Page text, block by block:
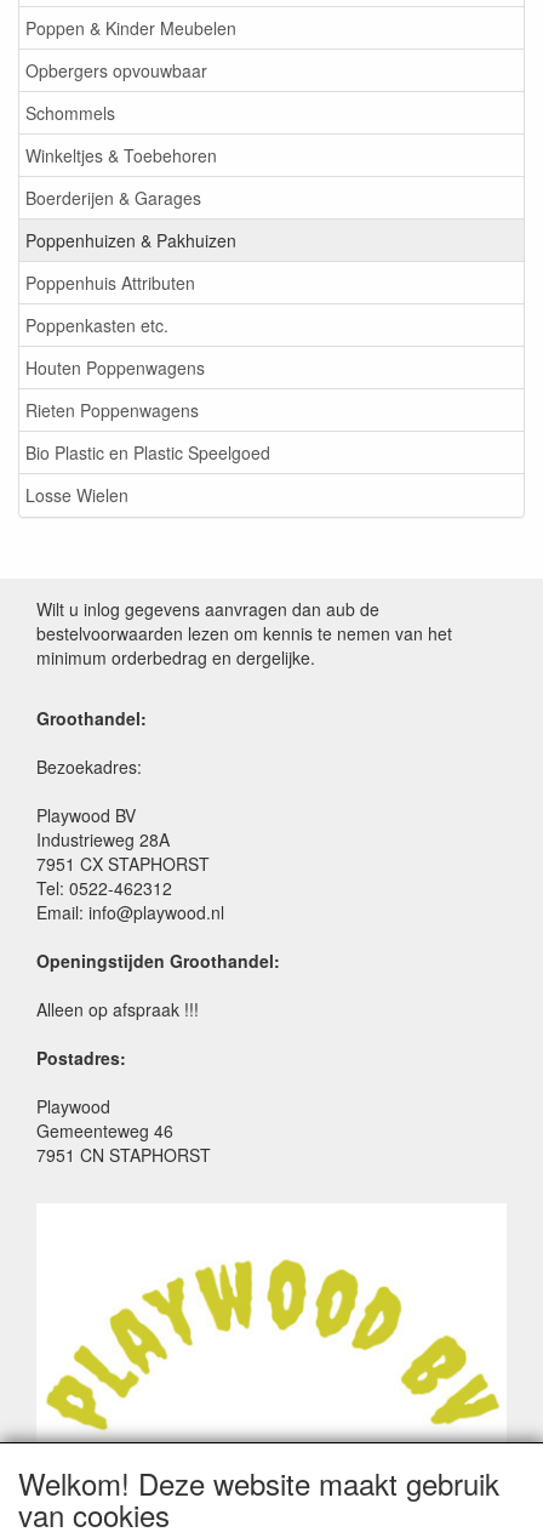
Poppen & Kinder Meubelen
Opbergers opvouwbaar
Schommels
Winkeltjes & Toebehoren
Boerderijen & Garages
Poppenhuizen & Pakhuizen
Poppenhuis Attributen
Poppenkasten etc.
Houten Poppenwagens
Rieten Poppenwagens
Bio Plastic en Plastic Speelgoed
Losse Wielen
Wilt u inlog gegevens aanvragen dan aub de
bestelvoorwaarden lezen om kennis te nemen van het
minimum orderbedrag en dergelijke.
Groothandel:
Bezoekadres:
Playwood BV
Industrieweg 28A
7951 CX STAPHORST
Tel: 0522-462312
Email: info@playwood.nl
Openingstijden Groothandel:
Alleen op afspraak !!!
Postadres:
Playwood
Gemeenteweg 46
7951 CN STAPHORST
Welkom! Deze website maakt gebruik
van cookies